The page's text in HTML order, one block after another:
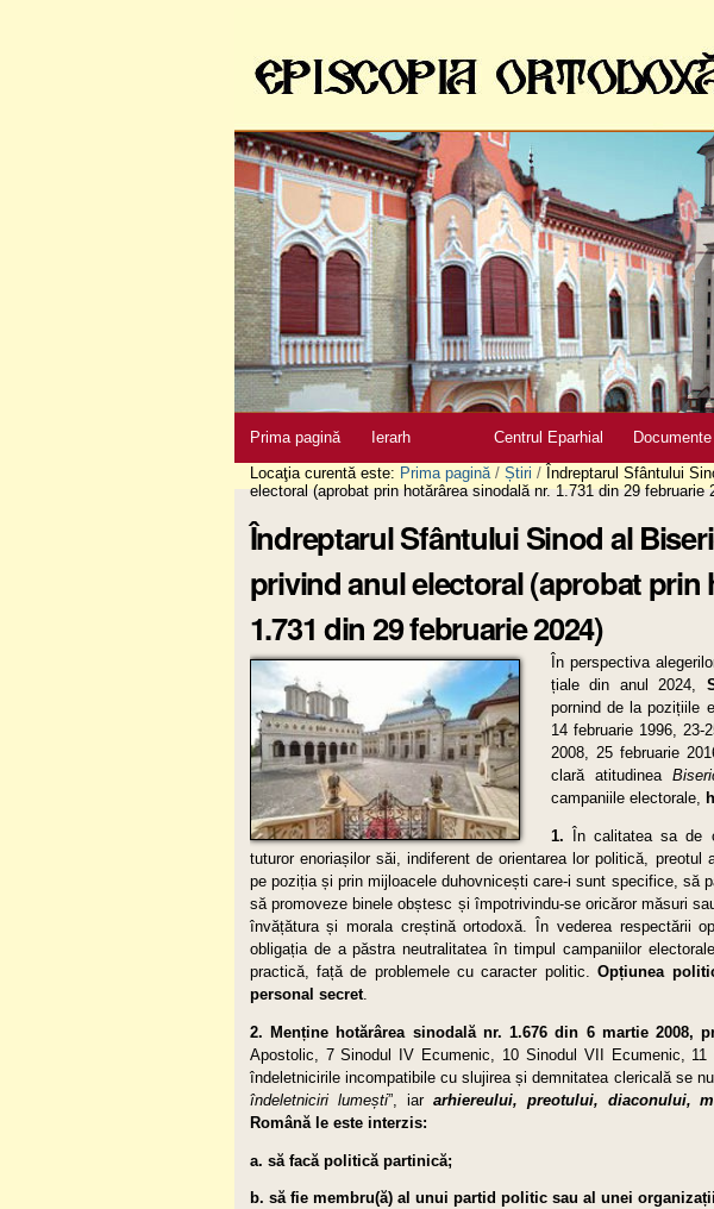
Sari
navigare
Prima pagină Ierarh Centrul Eparhial Documente
Locaţia curentă este: Prima pagină / Știri / Îndreptarul Sfântului
electoral (aprobat prin hotărârea sinodală nr. 1.731 din 29 februarie
Îndreptarul Sfântului Sinod al
privind anul electoral (aprobat prin
1.731 din 29 februarie 2024)
În perspectiva
țiale din anul 2024,
pornind de la pozițiile
14 februarie 1996, 23-
2008, 25 februarie
clară atitudinea
campaniile electorale,
1. În calitatea sa de
tuturor enoriașilor săi, indiferent de orientarea lor politică,
pe poziția și prin mijloacele duhovnicești care-i sunt specifice, să
să promoveze binele obștesc și împotrivindu-se oricăror măsuri
învățătura și morala creștină ortodoxă. În vederea respectării
obligația de a păstra neutralitatea în timpul campaniilor
practică, față de problemele cu caracter politic.Opțiunea
personal secret.
2. Menține hotărârea sinodală nr. 1.676 din 6 martie 2008,
Apostolic, 7 Sinodul IV Ecumenic, 10 Sinodul VII Ecumenic,
îndeletnicirile incompatibile cu slujirea și demnitatea clericală se
îndeletniciri lumești”, iar arhiere­ului, preotului, diaconului,
Română le este interzis:
a. să facă politică partinică;
b. să fie membru(ă) al unui partid politic sau al unei